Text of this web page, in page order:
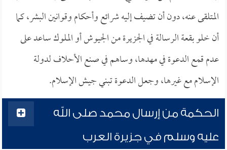
المتلقى عنه، دون أن تضيف إليه شرائع وأحكام وقوانين البشر، كما
أن خلو بقعة الرسالة في الجزيرة من الجيوش أو الملوك ساعد على
عدم قمع الدعوة في مهدها، وساهم في صنع الأحلاف لدولة
الإسلام مع غيرها، وجعل الدعوة تبني جيش الإسلام.
الحكمة من إرسال محمد صلى الله
عليه وسلم في جزيرة العرب